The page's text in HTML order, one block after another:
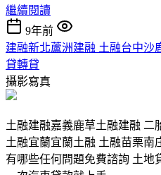
繼續閱讀
9年前
建融新北蘆洲建融 土融台中沙
貸轉貸
攝影寫真
土融建融嘉義鹿草土融建融 二
土融宜蘭宜蘭土融 土融苗栗南
有哪些任何問題免費諮詢 土地